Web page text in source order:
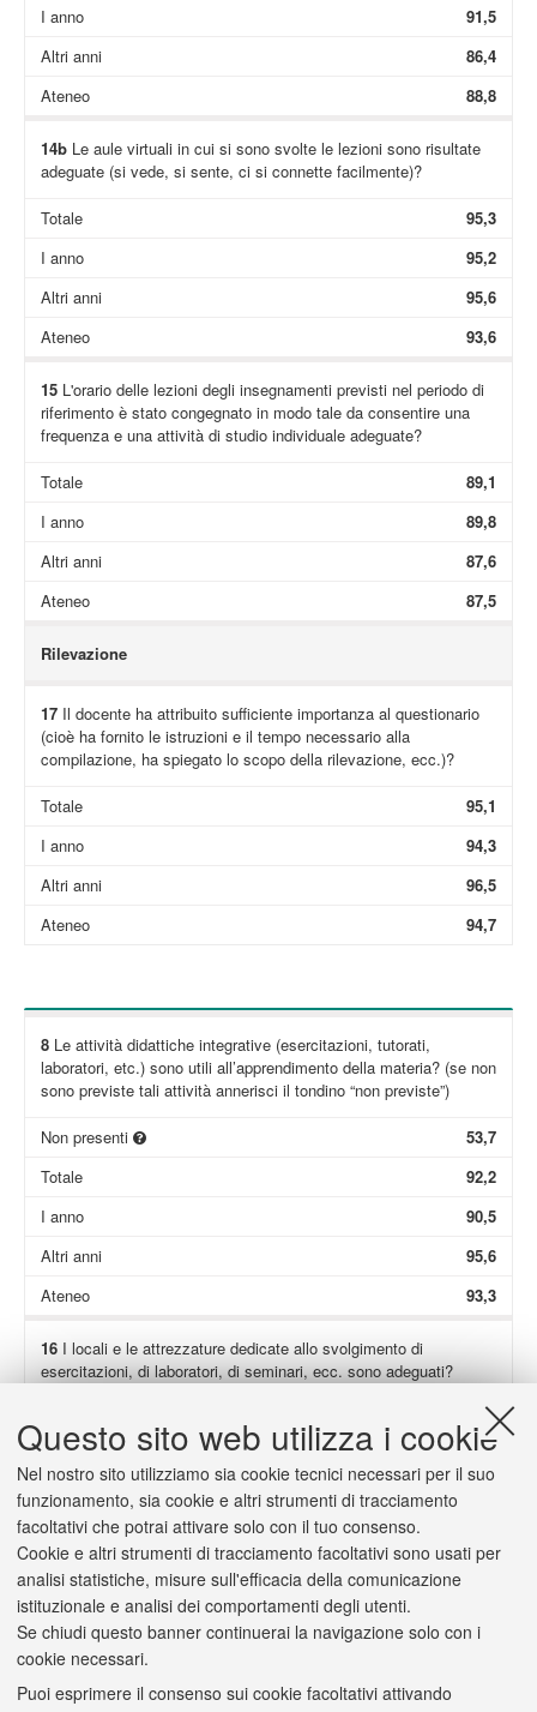
Questo sito web utilizza i cookie
Nel nostro sito utilizziamo sia cookie tecnici necessari per il suo
funzionamento, sia cookie e altri strumenti di tracciamento
facoltativi che potrai attivare solo con il tuo consenso.
Cookie e altri strumenti di tracciamento facoltativi sono usati per
analisi statistiche, misure sull'efficacia della comunicazione
istituzionale e analisi dei comportamenti degli utenti.
Se chiudi questo banner continuerai la navigazione solo con i
cookie necessari.
Puoi esprimere il consenso sui cookie facoltativi attivando
I anno
91,5
Altri anni
86,4
Ateneo
88,8
14bLe aule virtuali in cui si sono svolte le lezioni sono risultate
adeguate (si vede, si sente, ci si connette facilmente)?
Totale
95,3
I anno
95,2
Altri anni
95,6
Ateneo
93,6
15L'orario delle lezioni degli insegnamenti previsti nel periodo di
riferimento è stato congegnato in modo tale da consentire una
frequenza e una attività di studio individuale adeguate?
Totale
89,1
I anno
89,8
Altri anni
87,6
Ateneo
87,5
Rilevazione
17Il docente ha attribuito sufficiente importanza al questionario
(cioè ha fornito le istruzioni e il tempo necessario alla
compilazione, ha spiegato lo scopo della rilevazione, ecc.)?
Totale
95,1
I anno
94,3
Altri anni
96,5
Ateneo
94,7
8Le attività didattiche integrative (esercitazioni, tutorati,
laboratori, etc.) sono utili all’apprendimento della materia? (se non
sono previste tali attività annerisci il tondino “non previste”)
Non presenti
53,7
Totale
92,2
I anno
90,5
Altri anni
95,6
Ateneo
93,3
16I locali e le attrezzature dedicate allo svolgimento di
esercitazioni, di laboratori, di seminari, ecc. sono adeguati?
65,8
Totale
91,4
I anno
Altri anni
Ateneo
2/a(Solo se hai risposto "decisamente no" o "più no che sì") Il